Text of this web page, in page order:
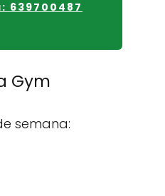
639700487
Gym
semana: